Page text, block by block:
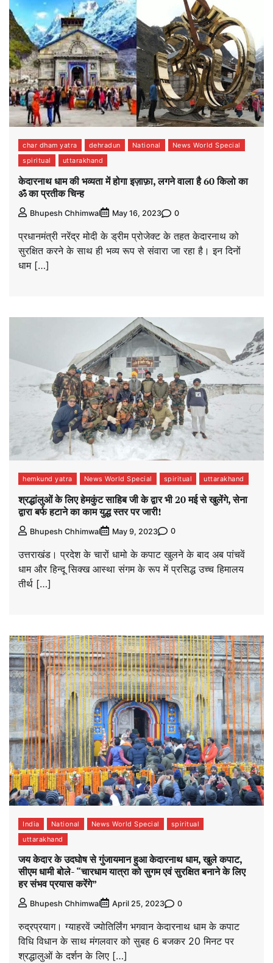
char dham yatra dehradun National
News World Special
spiritual
uttarakhand
केदारनाथ धाम की भव्यता में होगा इज़ाफ़ा, लगने वाला है 60 किलो का
ॐ का प्रतीक चिन्ह
Bhupesh Chhimwal May 16, 2023 0
प्रधानमंत्री नरेंद्र मोदी के ड्रीम प्रोजेक्ट के तहत केदारनाथ को
सुरक्षित करने के साथ ही भव्य रूप से संवारा जा रहा है। इन दिनों
धाम […]
hemkund yatra News World Special spiritual uttarakhand
श्रद्धांलुओं के लिए हेमकुंट साहिब जी के द्वार भी 20 मई से खुलेंगे, सेना
द्वारा बर्फ हटाने का काम युद्ध स्तर पर जारी!
Bhupesh Chhimwal May 9, 2023 0
उत्तराखंड। प्रदेश के चारों धामो के कपाट खुलने के बाद अब पांचवें
धाम और हिन्दू सिक्ख आस्था संगम के रूप में प्रसिद्ध उच्च हिमालय
तीर्थ […]
India National News World Special
spiritual
uttarakhand
जय केदार के उदघोष से गुंजायमान हुआ केदारनाथ धाम, खुले कपाट,
सीएम धामी बोले- “चारधाम यात्रा को सुगम एवं सुरक्षित बनाने के लिए
हर संभव प्रयास करेंगे”
Bhupesh Chhimwal April 25, 2023 0
रुद्रप्रयाग। ग्याहरवें ज्योतिर्लिंग भगवान केदारनाथ धाम के कपाट
विधि विधान के साथ मंगलवार को सुबह 6 बजकर 20 मिनट पर
श्रद्धालुओं के दर्शन के लिए […]